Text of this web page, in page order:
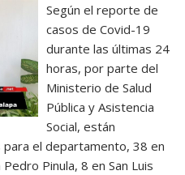
Según el reporte de
casos de Covid-19
durante las últimas 24
horas, por parte del
Ministerio de Salud
Pública y Asistencia
Social, están
el departamento, 38 en
Pinula, 8 en San Luis